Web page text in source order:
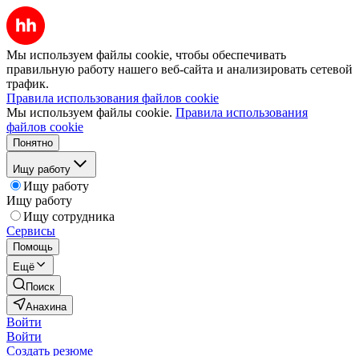
Мы используем файлы cookie, чтобы обеспечивать
правильную работу нашего веб-сайта и анализировать сетевой
трафик.
Правила использования файлов cookie
Мы используем файлы cookie. Правила использования
файлов cookie
Понятно
Ищу работу
Ищу работу
Ищу работу
Ищу сотрудника
Сервисы
Помощь
Ещё
Поиск
Анахина
Войти
Войти
Создать резюме